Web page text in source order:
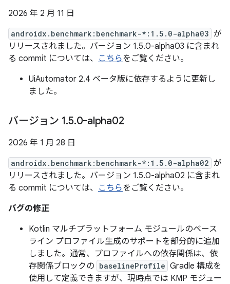
2026 年 2 月 11 日
androidx.benchmark:benchmark-*:1.5.0-alpha03 が
リリースされました。バージョン 1.5.0-alpha03 に含まれ
る commit については、 こちらをご覧ください。
UiAutomator 2.4 ベータ版に依存するように更新し
ました。
バージョン 1.5.0-alpha02
2026 年 1 月 28 日
androidx.benchmark:benchmark-*:1.5.0-alpha02 が
リリースされました。バージョン 1.5.0-alpha02 に含まれ
る commit については、 こちらをご覧ください。
バグの修正
Kotlin マルチプラットフォーム モジュールのベース
ライン プロファイル生成のサポートを部分的に追加
しました。通常、プロファイルへの依存関係は、依
存関係ブロックの baselineProfile Gradle 構成を
使用して定義できますが、現時点では KMP モジュー